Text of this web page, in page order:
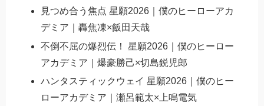
見つめ合う焦点 星願2026｜僕のヒーローアカ
デミア｜轟焦凍×飯田天哉
不倒不屈の爆烈伝！ 星願2026｜僕のヒーロー
アカデミア｜爆豪勝己×切島鋭児郎
ハンタスティックウェイ 星願2026｜僕のヒー
ローアカデミア｜瀬呂範太×上鳴電気